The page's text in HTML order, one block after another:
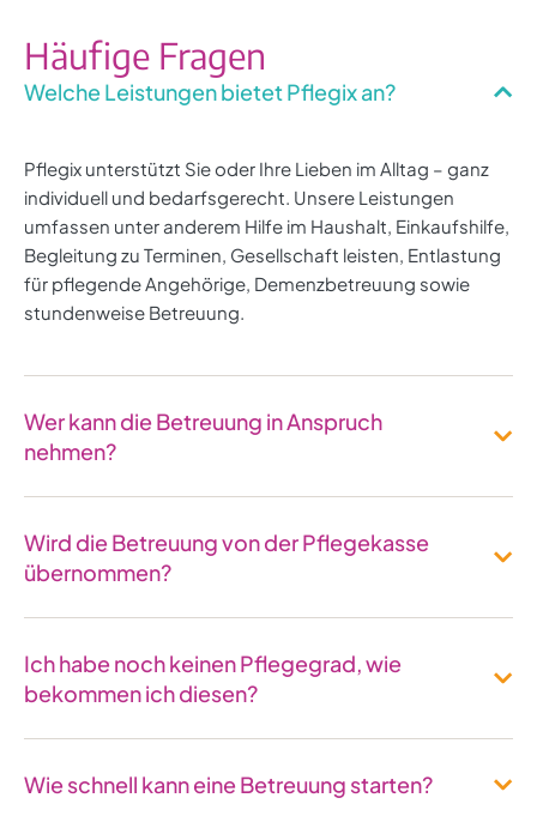
Häufige Fragen
Welche Leistungen bietet Pflegix an?
Pflegix unterstützt Sie oder Ihre Lieben im Alltag – ganz
individuell und bedarfsgerecht. Unsere Leistungen
umfassen unter anderem Hilfe im Haushalt, Einkaufshilfe,
Begleitung zu Terminen, Gesellschaft leisten, Entlastung
für pflegende Angehörige, Demenzbetreuung sowie
stundenweise Betreuung.
Wer kann die Betreuung in Anspruch
nehmen?
Wird die Betreuung von der Pflegekasse
übernommen?
Ich habe noch keinen Pflegegrad, wie
bekommen ich diesen?
Wie schnell kann eine Betreuung starten?